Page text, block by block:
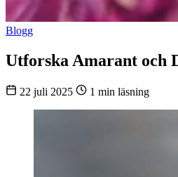
Blogg
Utforska Amarant och
22 juli 2025 1 min läsning